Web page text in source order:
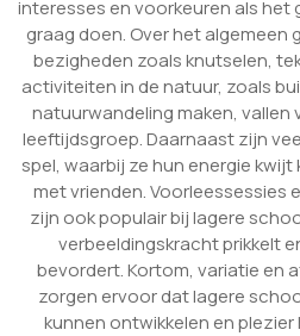
interesses en voorkeuren als
graag doen. Over het algemeen
bezigheden zoals knutselen,
activiteiten in de natuur, zoals
natuurwandeling maken, vallen
leeftijdsgroep. Daarnaast zijn
spel, waarbij ze hun energie
met vrienden. Voorleessessies
zijn ook populair bij lagere
verbeeldingskracht prikkelt
bevordert. Kortom, variatie en
zorgen ervoor dat lagere
kunnen ontwikkelen en